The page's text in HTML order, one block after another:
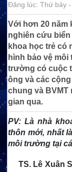
Đăng lúc: Thứ bảy
Với hơn 20 năm
nghiên cứu
khoa học trẻ có
hình bảo vệ
trường có cuộc
ông và các
chung và BVMT
gian qua.
PV: Là nhà
thôn mới, nhất
môi trường tại
TS. Lê Xuân